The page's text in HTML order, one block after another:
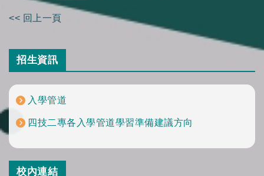
<< 回上一頁
招生資訊
入學管道
四技二專各入學管道學習準備建議方向
校內連結